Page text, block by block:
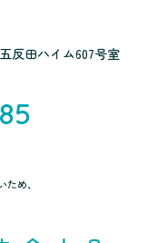
反田ハイム607号室
め、